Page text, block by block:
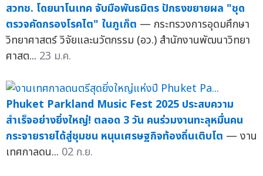
สวทช. โดยนาโนเทค จับมือพันธมิตร ปักธงขยายผล "ชุด
ตรวจคัดกรองโรคไต" ในภูเก็ต — กระทรวงการอุดมศึกษา
วิทยาศาสตร์ วิจัยและนวัตกรรม (อว.) สำนักงานพัฒนาวิทยา
ศาสต... 23 ม.ค.
Phuket Parkland Music Fest 2025 ประสบความ
สำเร็จอย่างยิ่งใหญ่! ตลอด 3 วัน คนร่วมงานทะลุหมื่นคน
กระจายรายได้สู่ชุมชน หนุนเศรษฐกิจท้องถิ่นเติบโต — งาน
เทศกาลดน... 02 ก.ย.